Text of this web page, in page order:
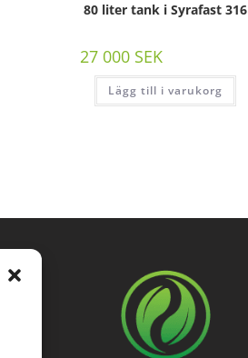
80 liter tank i Syrafast 316
27 000 SEK
Lägg till i varukorg